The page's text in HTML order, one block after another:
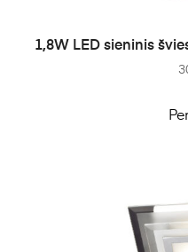
Į
1,8W LED sieninis